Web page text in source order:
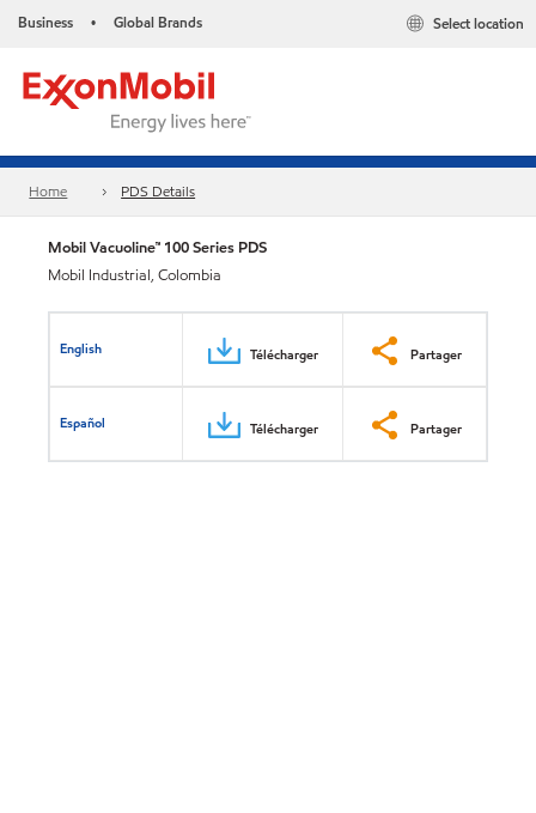
Business • Global Brands Select location
Home PDS Details
Mobil Vacuoline™ 100 Series PDS
Mobil Industrial, Colombia
English Télécharger Partager
Español Télécharger Partager